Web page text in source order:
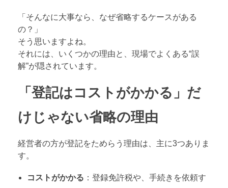
「そんなに大事なら、なぜ省略するケースがある
の？」
そう思いますよね。
それには、いくつかの理由と、現場でよくある“誤
解”が隠されています。
「登記はコストがかかる」だ
けじゃない省略の理由
経営者の方が登記をためらう理由は、主に3つありま
す。
コストがかかる ：登録免許税や、手続きを依頼す